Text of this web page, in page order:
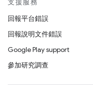
支援服務
回報平台錯誤
回報說明文件錯誤
Google Play support
參加研究調查